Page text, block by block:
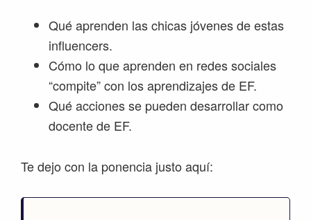
Qué aprenden las chicas jóvenes de estas
influencers.
Cómo lo que aprenden en redes sociales
“compite” con los aprendizajes de EF.
Qué acciones se pueden desarrollar como
docente de EF.
Te dejo con la ponencia justo aquí: